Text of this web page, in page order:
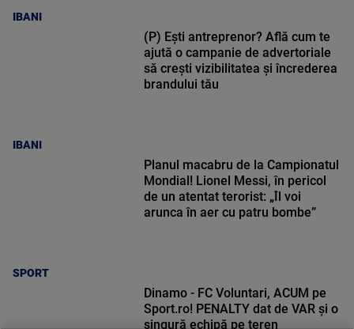
IBANI
IBANI
(P) Ești antreprenor? Află cum te
ajută o campanie de advertoriale
să crești vizibilitatea și încrederea
brandului tău
SPORT
Planul macabru de la Campionatul
Mondial! Lionel Messi, în pericol
de un atentat terorist: „Îl voi
arunca în aer cu patru bombe”
Dinamo - FC Voluntari, ACUM pe
Sport.ro! PENALTY dat de VAR și o
singură echipă pe teren